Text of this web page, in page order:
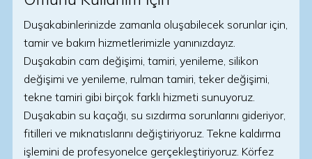
Duşakabinlerinizde zamanla oluşabilecek sorunlar için,
tamir ve bakım hizmetlerimizle yanınızdayız.
Duşakabin cam değişimi, tamiri, yenileme, silikon
değişimi ve yenileme, rulman tamiri, teker değişimi,
tekne tamiri gibi birçok farklı hizmeti sunuyoruz.
Duşakabin su kaçağı, su sızdırma sorunlarını gideriyor,
fitilleri ve mıknatıslarını değiştiriyoruz. Tekne kaldırma
işlemini de profesyonelce gerçekleştiriyoruz. Körfez